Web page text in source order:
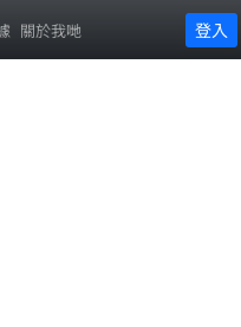
關於我哋 登入